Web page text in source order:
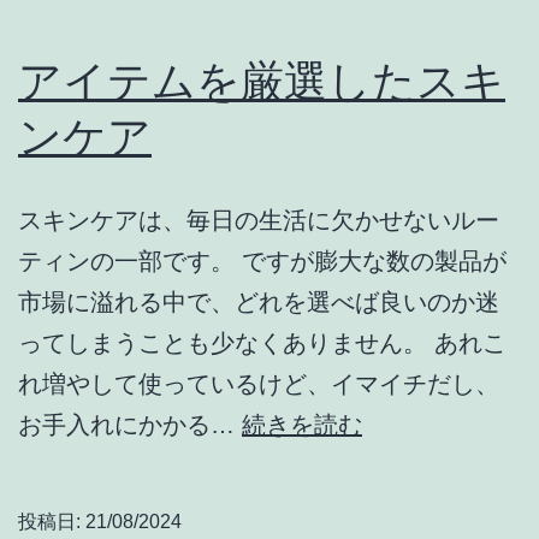
アイテムを厳選したスキ
ンケア
スキンケアは、毎日の生活に欠かせないルー
ティンの一部です。 ですが膨大な数の製品が
市場に溢れる中で、どれを選べば良いのか迷
ってしまうことも少なくありません。 あれこ
れ増やして使っているけど、イマイチだし、
お手入れにかかる… 続きを読む
投稿日: 21/08/2024